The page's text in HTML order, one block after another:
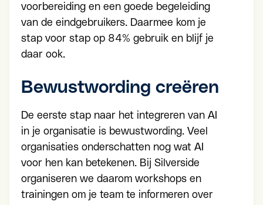
voorbereiding en een goede begeleiding
van de eindgebruikers. Daarmee kom je
stap voor stap op 84% gebruik en blijf je
daar ook.
Bewustwording creëren
De eerste stap naar het integreren van AI
in je organisatie is bewustwording. Veel
organisaties onderschatten nog wat AI
voor hen kan betekenen. Bij Silverside
organiseren we daarom workshops en
trainingen om je team te informeren over